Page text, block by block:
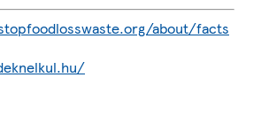
about/facts